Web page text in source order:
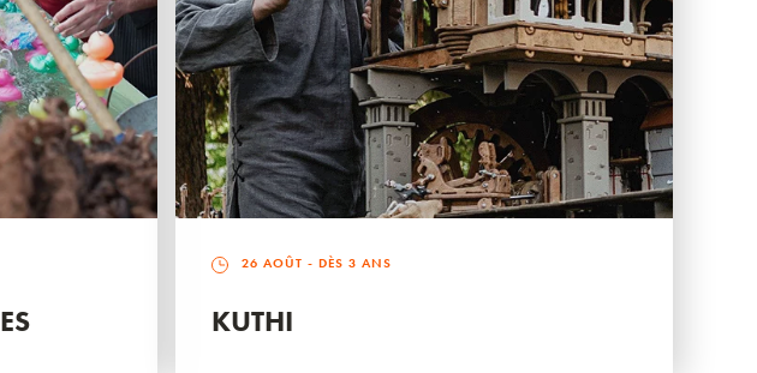
26 AOÛT - DÈS 3 ANS
KUTHI